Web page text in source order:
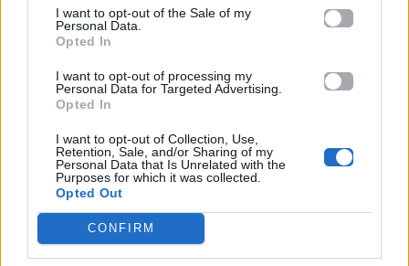
I want to opt-out of the Sale of my
Personal Data.
Opted In
I want to opt-out of processing my
Personal Data for Targeted Advertising.
Opted In
I want to opt-out of Collection, Use,
Retention, Sale, and/or Sharing of my
Personal Data that Is Unrelated with the
Purposes for which it was collected.
Opted Out
CONFIRM
δισκογραφία, πορεία
μουσική σκηνή
Δες επίσης